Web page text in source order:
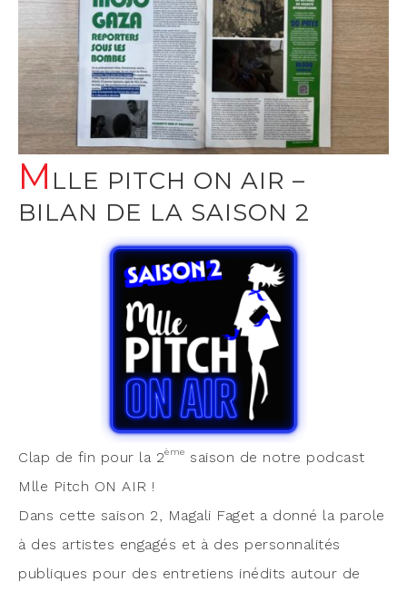
M LLE PITCH ON AIR –
BILAN DE LA SAISON 2
Clap de fin pour la 2ème sai­son de notre pod­cast
Mlle Pitch ON AIR !
Dans cette sai­son 2, Maga­li Faget a don­né la parole
à des artistes enga­gés et à des per­son­na­li­tés
publiques pour des entre­tiens inédits autour de